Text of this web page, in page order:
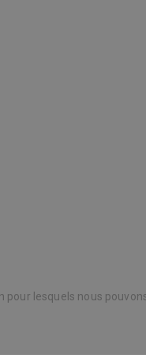
lesquels nous